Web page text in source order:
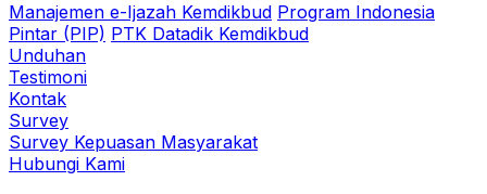
Manajemen e-Ijazah Kemdikbud Program Indonesia
Pintar (PIP) PTK Datadik Kemdikbud
Unduhan
Testimoni
Kontak
Survey
Survey Kepuasan Masyarakat
Hubungi Kami